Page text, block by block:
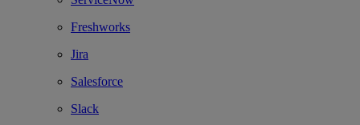
Freshworks
Jira
Salesforce
Slack